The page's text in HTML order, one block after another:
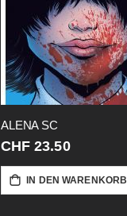
ALENA SC
CHF 23.50
IN DEN WARENKORB